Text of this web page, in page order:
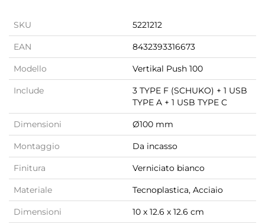
SKU 5221212
EAN 8432393316673
Modello Vertikal Push 100
Include
3 TYPE F (SCHUKO) + 1 USB
TYPE A + 1 USB TYPE C
Dimensioni Ø100 mm
Montaggio Da incasso
Finitura Verniciato bianco
Materiale Tecnoplastica, Acciaio
Dimensioni 10 x 12.6 x 12.6 cm